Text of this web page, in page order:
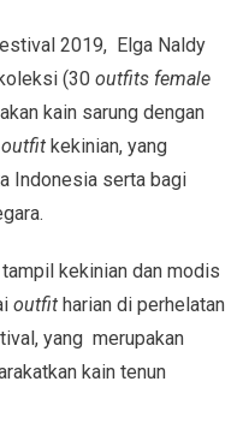
2019, Elga Naldy
(30 outfits female
kain sarung dengan
outfit kekinian, yang
Indonesia serta bagi
kekinian dan modis
outfit harian di perhelatan
yang merupakan
kain tenun